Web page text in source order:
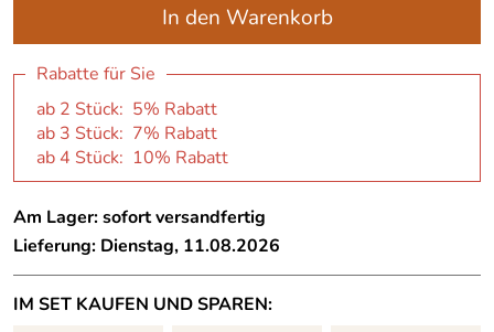
In den Warenkorb
Rabatte für Sie
ab 2 Stück: 5% Rabatt
ab 3 Stück: 7% Rabatt
ab 4 Stück: 10% Rabatt
Am Lager: sofort versandfertig
Lieferung: Dienstag, 11.08.2026
IM SET KAUFEN UND SPAREN: